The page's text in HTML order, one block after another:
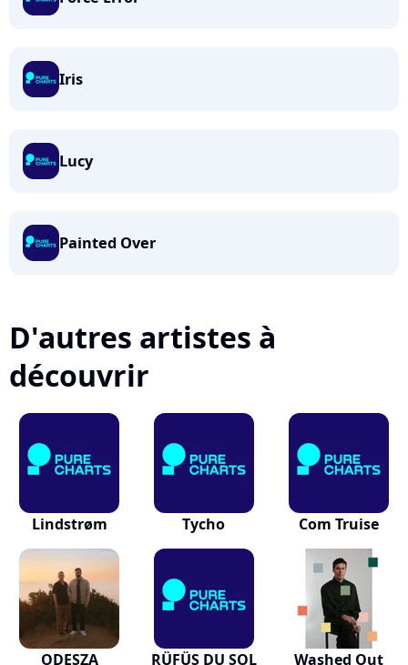
Iris
Lucy
Painted Over
D'autres artistes à
découvrir
Lindstrøm Tycho Com Truise
ODESZA RÜFÜS DU SOL Washed Out